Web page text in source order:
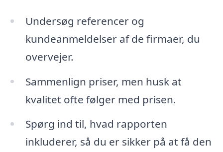
Undersøg referencer og
kundeanmeldelser af de firmaer, du
overvejer.
Sammenlign priser, men husk at
kvalitet ofte følger med prisen.
Spørg ind til, hvad rapporten
inkluderer, så du er sikker på at få den